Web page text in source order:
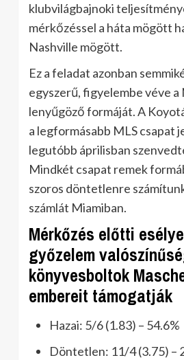
klubvilágbajnoki
mérkőzéssel a háta mögött
Nashville mögött.
Ez a feladat azonban
egyszerű, figyelembe véve a
lenyűgöző formáját. A
a legformásabb MLS csapat
legutóbb áprilisban
Mindkét csapat remek
szoros döntetlenre
számlát Miamiban.
Mérkőzés előtti
győzelem
könyvesboltok
embereit támogatják
Hazai: 5/6 (1.83) – 54.6%
Döntetlen: 11/4 (3.75) –